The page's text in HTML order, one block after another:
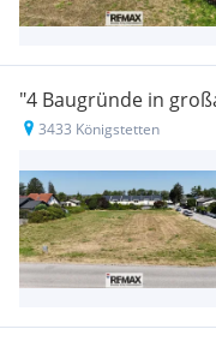
"4 Baugründe in
3433 Königstetten